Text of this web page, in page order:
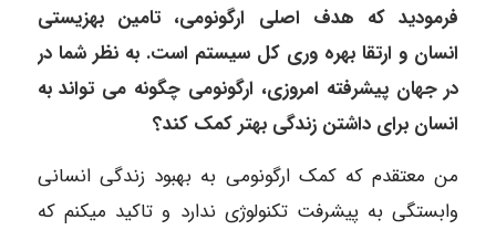
فرمودید که هدف اصلی ارگونومی، تامین بهزیستی
انسان و ارتقا بهره وری کل سیستم است. به نظر شما در
در جهان پیشرفته امروزی، ارگونومی چگونه می تواند به
انسان برای داشتن زندگی بهتر کمک کند؟
من معتقدم که کمک ارگونومی به بهبود زندگی انسانی
وابستگی به پیشرفت تکنولوژی ندارد و تاکید میکنم که